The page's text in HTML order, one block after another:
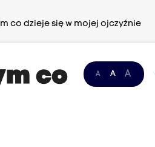
co dzieje się w mojej ojczyźnie
A A A
co